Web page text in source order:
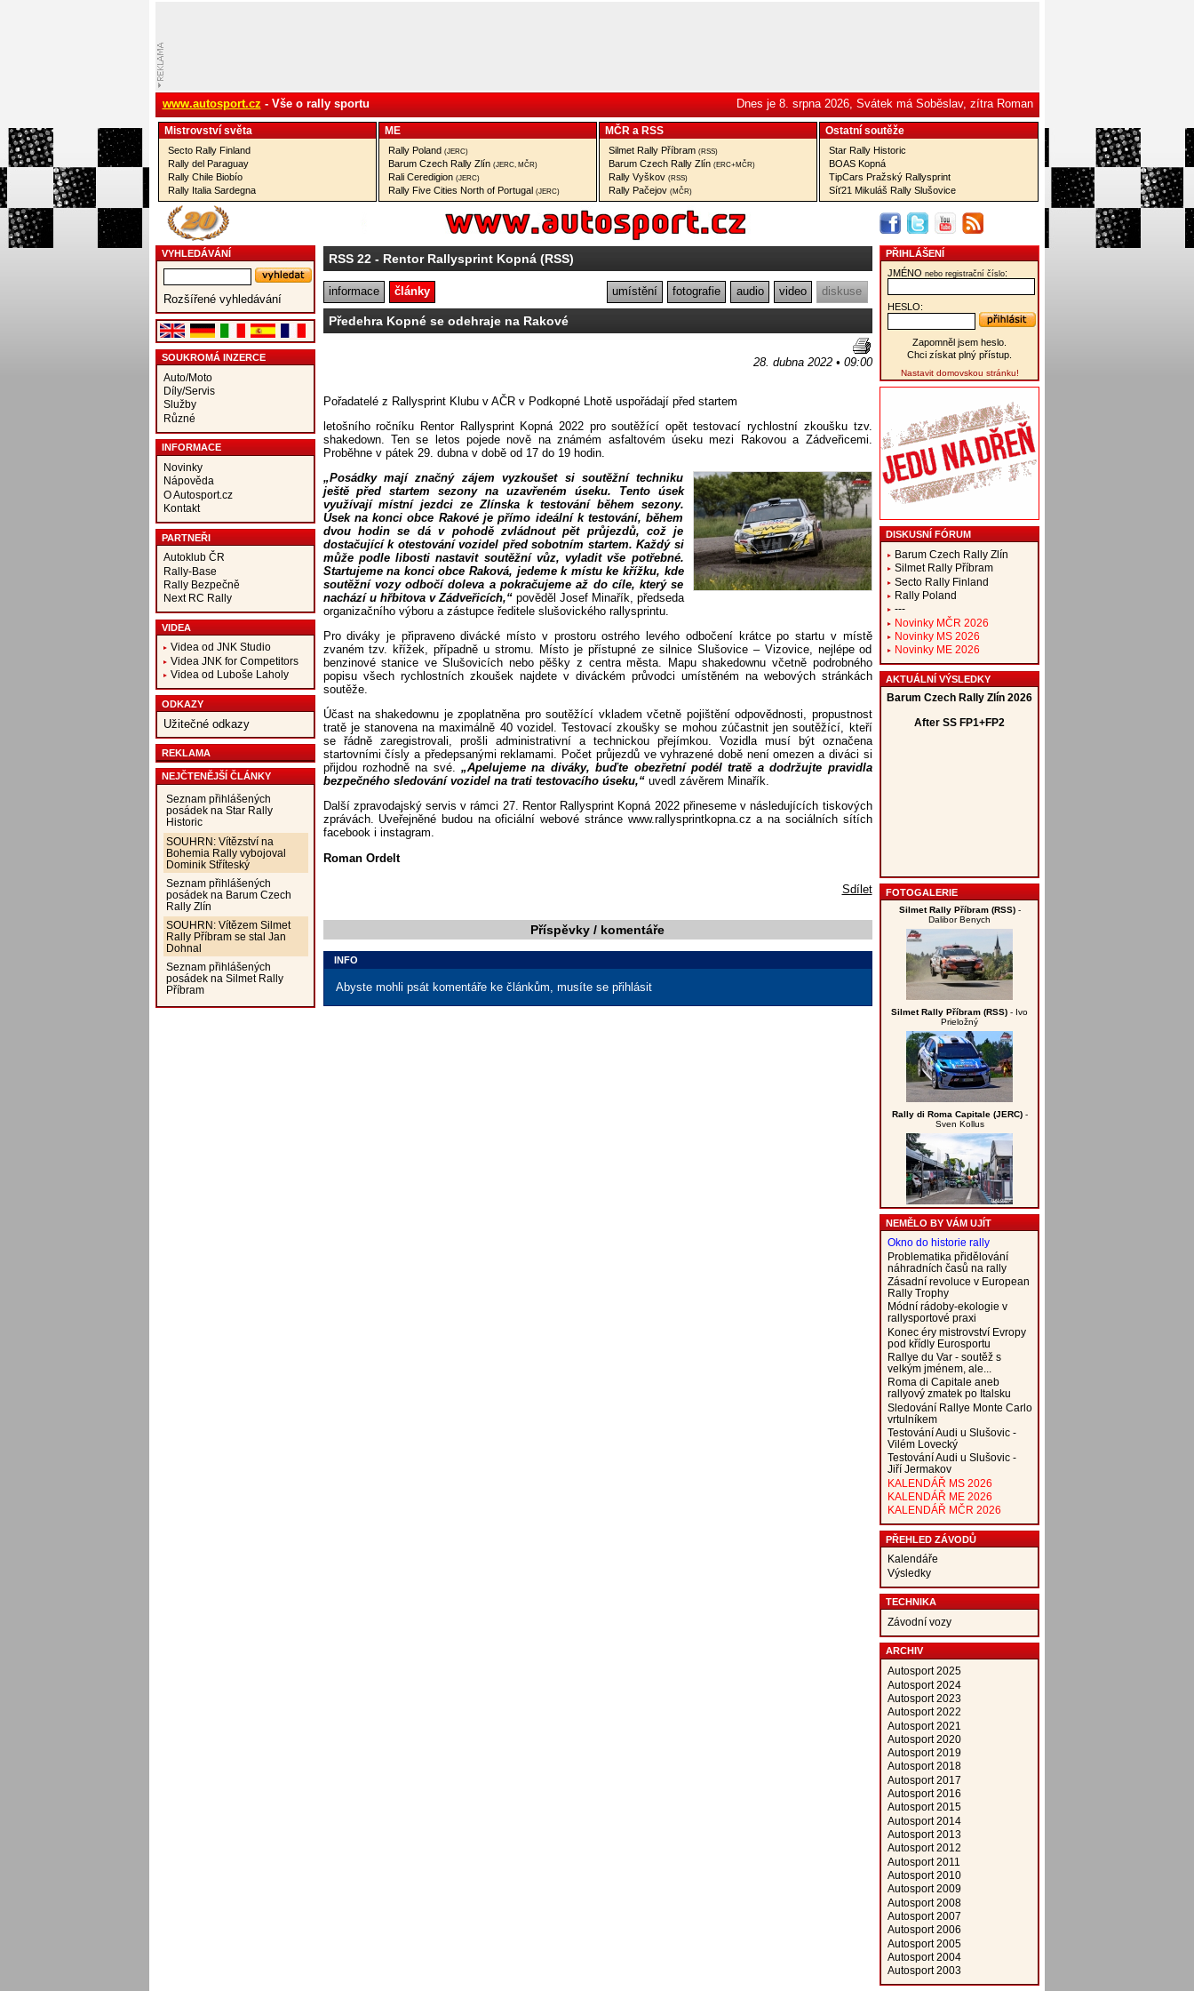
www.autosport.cz - Vše o rally sportu Dnes je 8. srpna 2026, Svátek má Soběslav, zítra Roman
Mistrovství­ světa
Secto Rally Finland
Rally del Paraguay
Rally Chile Biobío
Rally Italia Sardegna
ME
Rally Poland (JERC)
Barum Czech Rally Zlín (JERC, MČR)
Rali Ceredigion (JERC)
Rally Five Cities North of Portugal (JERC)
MČR a RSS
Silmet Rally Příbram (RSS)
Barum Czech Rally Zlín (ERC+MČR)
Rally Vyškov (RSS)
Rally Pačejov (MČR)
Ostatní­ soutěže
Star Rally Historic
BOAS Kopná
TipCars Pražský Rallysprint
Síť21 Mikuláš Rally Slušovice
VYHLEDÁVÁNÍ
Rozšířené vyhledávání
SOUKROMÁ INZERCE
Auto/Moto
Díly/Servis
Služby
Různé
INFORMACE
Novinky
Nápověda
O Autosport.cz
Kontakt
PARTNEŘI
Autoklub ČR
Rally-Base
Rally Bezpečně
Next RC Rally
VIDEA
Videa od JNK Studio
Videa JNK for Competitors
Videa od Luboše Laholy
ODKAZY
Užitečné odkazy
REKLAMA
NEJČTENĚJŠÍ ČLÁNKY
Seznam přihlášených
posádek na Star Rally
Historic
SOUHRN: Vítězství na
Bohemia Rally vybojoval
Dominik Stříteský
Seznam přihlášených
posádek na Barum Czech
Rally Zlín
SOUHRN: Vítězem Silmet
Rally Příbram se stal Jan
Dohnal
Seznam přihlášených
posádek na Silmet Rally
Příbram
RSS 22- Rentor Rallysprint Kopná (RSS)
informace články umístění fotografie audio video diskuse
Předehra Kopné se odehraje na Rakové
28. dubna 2022 • 09:00
Pořadatelé z Rallysprint Klubu v AČR v Podkopné Lhotě uspořádají před startem
letošního ročníku Rentor Rallysprint Kopná 2022 pro soutěžící opět testovací rychlostní zkoušku tzv.
shakedown. Ten se letos pojede nově na známém asfaltovém úseku mezi Rakovou a Zádveřicemi.
Proběhne v pátek 29. dubna v době od 17 do 19 hodin.
„Posádky mají značný zájem vyzkoušet si soutěžní techniku
ještě před startem sezony na uzavřeném úseku. Tento úsek
využívají místní jezdci ze Zlínska k testování během sezony.
Úsek na konci obce Rakové je přímo ideální k testování, během
dvou hodin se dá v pohodě zvládnout pět průjezdů, což je
dostačující k otestování vozidel před sobotním startem. Každý si
může podle libosti nastavit soutěžní vůz, vyladit vše potřebné.
Startujeme na konci obce Raková, jedeme k místu ke křížku, kde
soutěžní vozy odbočí doleva a pokračujeme až do cíle, který se
nachází u hřbitova v Zádveřicích,“pověděl Josef Minařík, předseda
organizačního výboru a zástupce ředitele slušovického rallysprintu.
Pro diváky je připraveno divácké místo v prostoru ostrého levého odbočení krátce po startu v místě
zvaném tzv. křížek, případně u stromu. Místo je přístupné ze silnice Slušovice – Vizovice, nejlépe od
benzinové stanice ve Slušovicích nebo pěšky z centra města. Mapu shakedownu včetně podrobného
popisu všech rychlostních zkoušek najdete v diváckém průvodci umístěném na webových stránkách
soutěže.
Účast na shakedownu je zpoplatněna pro soutěžící vkladem včetně pojištění odpovědnosti, propustnost
tratě je stanovena na maximálně 40 vozidel. Testovací zkoušky se mohou zúčastnit jen soutěžící, kteří
se řádně zaregistrovali, prošli administrativní a technickou přejímkou. Vozidla musí být označena
startovními čísly a předepsanými reklamami. Počet průjezdů ve vyhrazené době není omezen a diváci si
přijdou rozhodně na své.„Apelujeme na diváky, buďte obezřetní podél tratě a dodržujte pravidla
bezpečného sledování vozidel na trati testovacího úseku,“uvedl závěrem Minařík.
Další zpravodajský servis v rámci 27. Rentor Rallysprint Kopná 2022 přineseme v následujících tiskových
zprávách. Uveřejněné budou na oficiální webové stránce www.rallysprintkopna.cz a na sociálních sítích
facebook i instagram.
Roman Ordelt
Sdílet
Příspěvky / komentáře
INFO
Abyste mohli psát komentáře ke článkům, musíte se přihlásit
PŘIHLÁŠENÍ
JMÉNO nebo registrační číslo:
HESLO:
Zapomněl jsem heslo.
Chci získat plný přístup.
Nastavit domovskou stránku!
DISKUSNÍ FÓRUM
Barum Czech Rally Zlín
Silmet Rally Příbram
Secto Rally Finland
Rally Poland
---
Novinky MČR 2026
Novinky MS 2026
Novinky ME 2026
AKTUÁLNÍ VÝSLEDKY
FOTOGALERIE
Silmet Rally Příbram (RSS)-
Dalibor Benych
Silmet Rally Příbram (RSS) - Ivo
Prieložný
Rally di Roma Capitale (JERC)-
Sven Kollus
NEMĚLO BY VÁM UJÍT
Okno do historie rally
Problematika přidělování
náhradních časů na rally
Zásadní revoluce v European
Rally Trophy
Módní rádoby-ekologie v
rallysportové praxi
Konec éry mistrovství Evropy
pod křídly Eurosportu
Rallye du Var - soutěž s
velkým jménem, ale...
Roma di Capitale aneb
rallyový zmatek po Italsku
Sledování Rallye Monte Carlo
vrtulníkem
Testování Audi u Slušovic -
Vilém Lovecký
Testování Audi u Slušovic -
Jiří Jermakov
KALENDÁŘ MS 2026
KALENDÁŘ ME 2026
KALENDÁŘ MČR 2026
PŘEHLED ZÁVODŮ
Kalendáře
Výsledky
TECHNIKA
Závodní vozy
ARCHIV
Autosport 2025
Autosport 2024
Autosport 2023
Autosport 2022
Autosport 2021
Autosport 2020
Autosport 2019
Autosport 2018
Autosport 2017
Autosport 2016
Autosport 2015
Autosport 2014
Autosport 2013
Autosport 2012
Autosport 2011
Autosport 2010
Autosport 2009
Autosport 2008
Autosport 2007
Autosport 2006
Autosport 2005
Autosport 2004
Autosport 2003